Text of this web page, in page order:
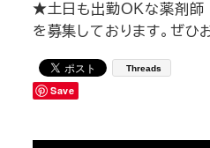
★土日も出勤OKな薬剤師
を募集しております。ぜひ
Threads
Save